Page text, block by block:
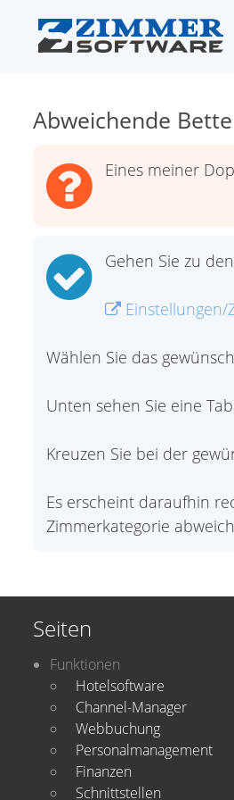
Abweichende
Eines meiner
Gehen Sie zu
Einstellungen/
Wählen Sie das
Unten sehen Sie eine
Kreuzen Sie bei der
Es erscheint daraufhin
Zimmerkategorie
Seiten
Funktionen
Hotelsoftware
Channel-Manager
Webbuchung
Personalmanagement
Finanzen
Schnittstellen